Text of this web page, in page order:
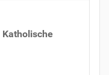
Katholische